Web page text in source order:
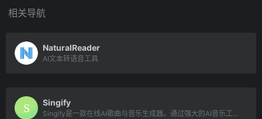
相关导航
NaturalReader
AI文本转语音工具
Singify
Singify是一款在线AI歌曲与音乐生成器。通过强大的AI音乐工具和多样化风格，创作独特的音乐和翻唱作品。